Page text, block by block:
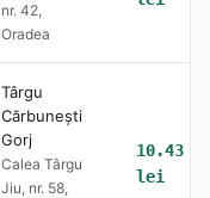
nr. 42,
Oradea
Târgu
Cărbunești
Gorj
Calea Târgu
Jiu, nr. 58,
10.43
lei